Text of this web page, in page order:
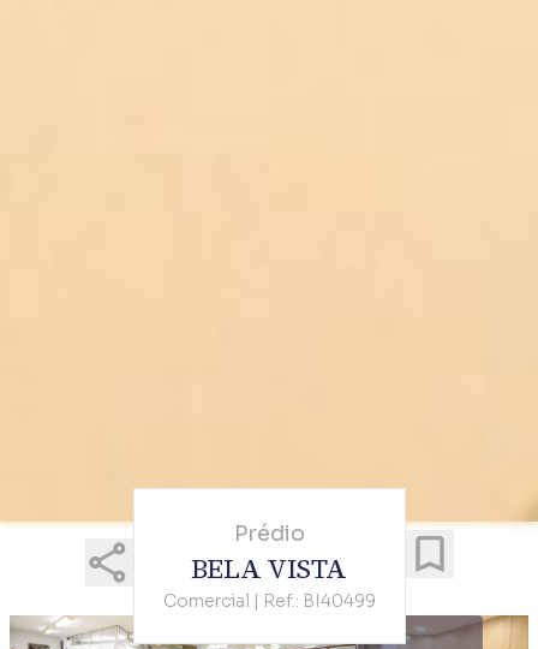
Prédio
BELA VISTA
Comercial | Ref.: BI40499